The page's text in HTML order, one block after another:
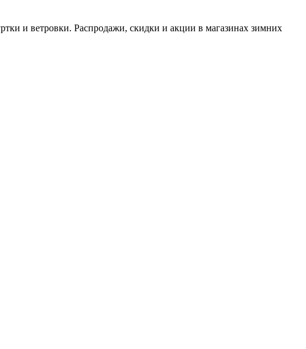
и ветровки. Распродажи, скидки и акции в магазинах зимних